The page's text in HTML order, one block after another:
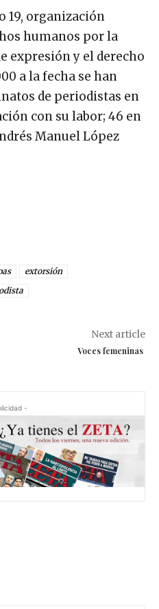
19, organización
humanos por la
expresión y el derecho
a la fecha se han
de periodistas en
con su labor; 46 en
Manuel López
extorsión
Next article
Voces femeninas
-